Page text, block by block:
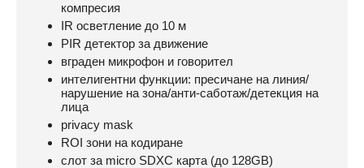
компресия
IR осветление до 10 м
PIR детектор за движение
вграден микрофон и говорител
интелигентни функции: пресичане на линия/
нарушение на зона/анти-саботаж/детекция на
лица
privacy mask
ROI зони на кодиране
слот за micro SDXC карта (до 128GB)